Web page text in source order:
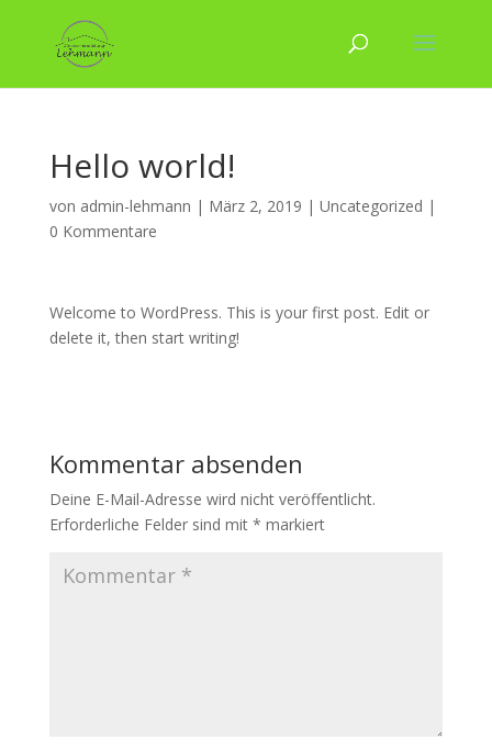
Hello world!
von admin-lehmann | März 2, 2019 | Uncategorized |
0 Kommentare
Welcome to WordPress. This is your first post. Edit or
delete it, then start writing!
Kommentar absenden
Deine E-Mail-Adresse wird nicht veröffentlicht.
Erforderliche Felder sind mit * markiert